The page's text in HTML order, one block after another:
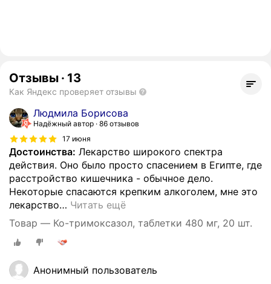
Отзывы · 13
Как Яндекс проверяет отзывы
Людмила Борисова
Надёжный автор 86 отзывов
17 июня
Достоинства: Лекарство широкого спектра
действия. Оно было просто спасением в Египте, где
расстройство кишечника - обычное дело.
Некоторые спасаются крепким алкоголем, мне это
лекарство… Читать ещё
Товар — Ко-тримоксазол, таблетки 480 мг, 20 шт.
Анонимный пользователь